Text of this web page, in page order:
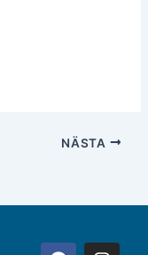
NÄSTA